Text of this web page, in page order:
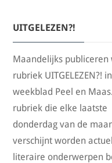
UITGELEZEN?!
Maandelijks publiceren
rubriek UITGELEZEN?!
weekblad Peel en
rubriek die elke laatste
donderdag van de
verschijnt worden
literaire onderwerpen